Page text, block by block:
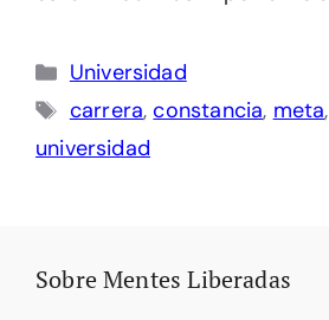
Categorías
Universidad
Etiquetas
carrera,constancia, meta,
universidad
Sobre Mentes Liberadas